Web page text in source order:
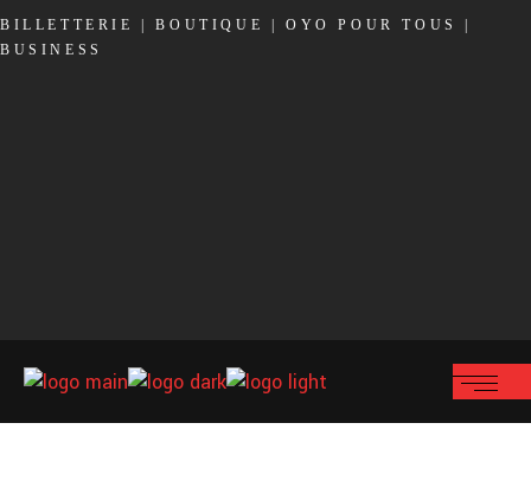
BILLETTERIE |BOUTIQUE |OYO POUR TOUS
BUSINESS